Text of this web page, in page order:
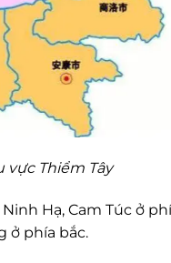
vực Thiểm Tây
Hạ, Cam Túc ở
ở phía bắc.